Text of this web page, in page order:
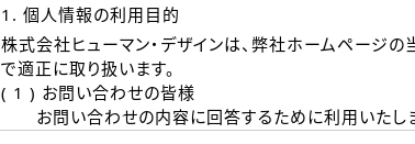
1. 個人情報の利用目的
株式会社ヒューマン・デザインは、弊社ホームページ
で適正に取り扱います。
( 1 ) お問い合わせの皆様
お問い合わせの内容に回答するために利用いたしま